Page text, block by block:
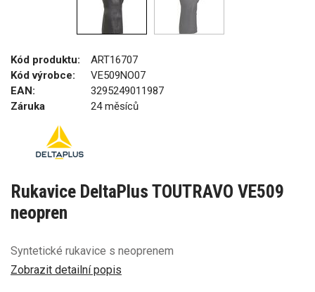
Kód produktu:
ART16707
Kód výrobce:
VE509NO07
EAN:
3295249011987
Záruka
24 měsíců
Rukavice DeltaPlus TOUTRAVO VE509
neopren
Syntetické rukavice s neoprenem
Zobrazit detailní popis